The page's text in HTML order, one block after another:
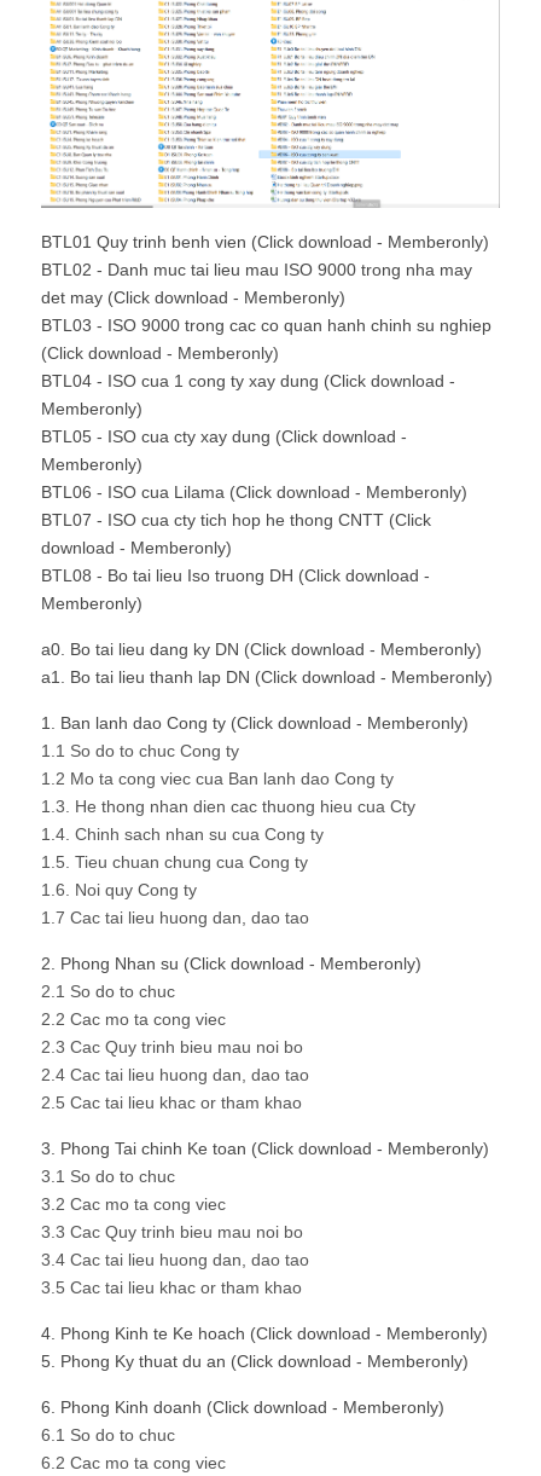
BTL01 Quy trinh benh vien (Click download - Memberonly)
BTL02 - Danh muc tai lieu mau ISO 9000 trong nha may
det may (Click download - Memberonly)
BTL03 - ISO 9000 trong cac co quan hanh chinh su nghiep
(Click download - Memberonly)
BTL04 - ISO cua 1 cong ty xay dung (Click download -
Memberonly)
BTL05 - ISO cua cty xay dung (Click download -
Memberonly)
BTL06 - ISO cua Lilama (Click download - Memberonly)
BTL07 - ISO cua cty tich hop he thong CNTT (Click
download - Memberonly)
BTL08 - Bo tai lieu Iso truong DH (Click download -
Memberonly)
a0. Bo tai lieu dang ky DN (Click download - Memberonly)
a1. Bo tai lieu thanh lap DN (Click download - Memberonly)
1. Ban lanh dao Cong ty (Click download - Memberonly)
1.1 So do to chuc Cong ty
1.2 Mo ta cong viec cua Ban lanh dao Cong ty
1.3. He thong nhan dien cac thuong hieu cua Cty
1.4. Chinh sach nhan su cua Cong ty
1.5. Tieu chuan chung cua Cong ty
1.6. Noi quy Cong ty
1.7 Cac tai lieu huong dan, dao tao
2. Phong Nhan su (Click download - Memberonly)
2.1 So do to chuc
2.2 Cac mo ta cong viec
2.3 Cac Quy trinh bieu mau noi bo
2.4 Cac tai lieu huong dan, dao tao
2.5 Cac tai lieu khac or tham khao
3. Phong Tai chinh Ke toan (Click download - Memberonly)
3.1 So do to chuc
3.2 Cac mo ta cong viec
3.3 Cac Quy trinh bieu mau noi bo
3.4 Cac tai lieu huong dan, dao tao
3.5 Cac tai lieu khac or tham khao
4. Phong Kinh te Ke hoach (Click download - Memberonly)
5. Phong Ky thuat du an (Click download - Memberonly)
6. Phong Kinh doanh (Click download - Memberonly)
6.1 So do to chuc
6.2 Cac mo ta cong viec